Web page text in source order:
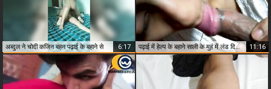
अब्दुल ने चोदी कजिन बहन पढ़ाई के बहाने से 6:17 पढ़ाई में हेल्प के बहाने साली के मुहं में लंड दिया हरामी जीजू ने 11:16